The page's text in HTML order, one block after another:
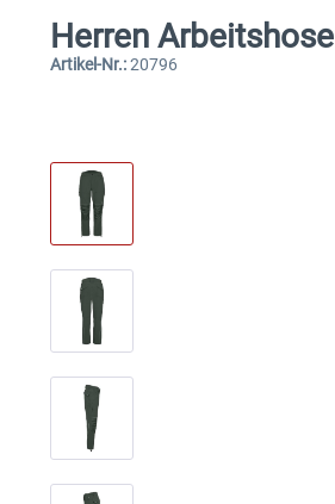
Herren Arbeitshose
Artikel-Nr.:20796